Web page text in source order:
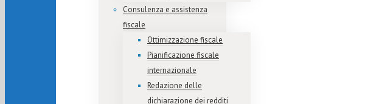
Consulenza e assistenza
fiscale
Ottimizzazione fiscale
Pianificazione fiscale
internazionale
Redazione delle
dichiarazione dei redditi